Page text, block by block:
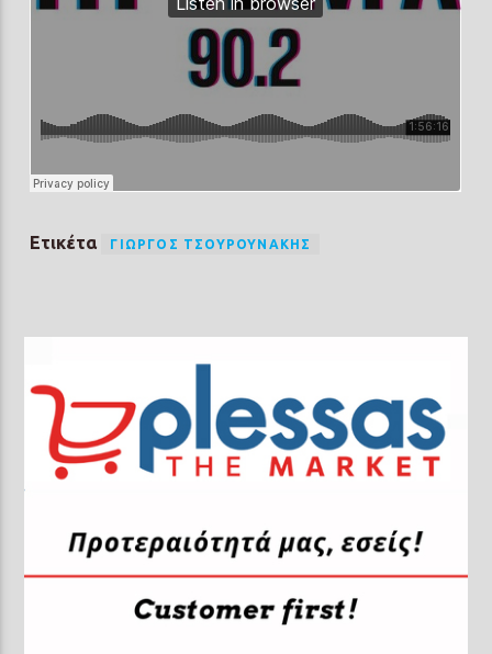
Ετικέτα ΓΙΏΡΓΟΣ ΤΣΟΥΡΟΥΝΆΚΗΣ